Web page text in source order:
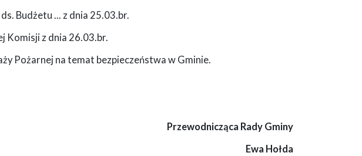
Budżetu ... z dnia 25.03.br.
Komisji z dnia 26.03.br.
Pożarnej na temat bezpieczeństwa w Gminie.
Przewodnicząca Rady Gminy
Ewa Hołda